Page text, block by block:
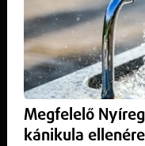
Javultak a
eredményei
2025. november 04.
Egyre jobban
Megfelelő
kánikula